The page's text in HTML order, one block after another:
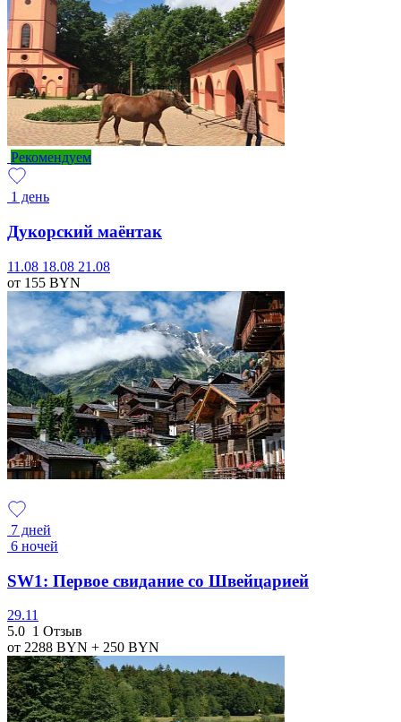
Рекомендуем
1 день
Дукорский маёнтак
11.08 18.08 21.08
от 155 BYN
7 дней
6 ночей
SW1: Первое свидание со Швейцарией
29.11
5.0 1 Отзыв
от 2288 BYN + 250 BYN